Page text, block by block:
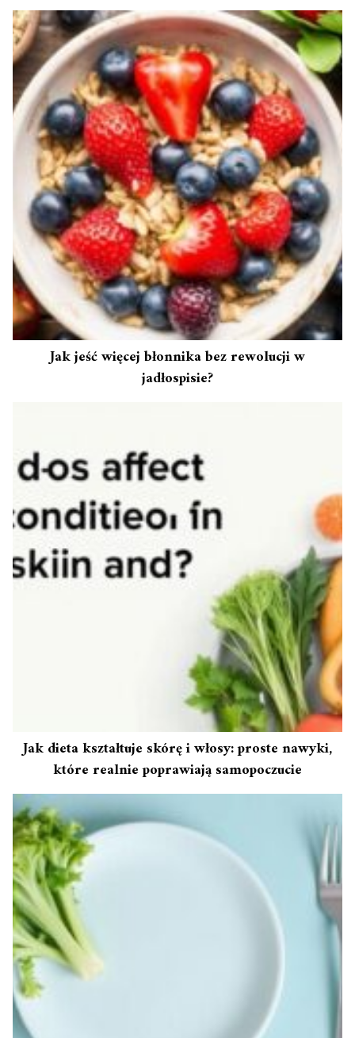
Jak jeść więcej błonnika bez rewolucji w
jadłospisie?
Jak dieta kształtuje skórę i włosy: proste nawyki,
które realnie poprawiają samopoczucie